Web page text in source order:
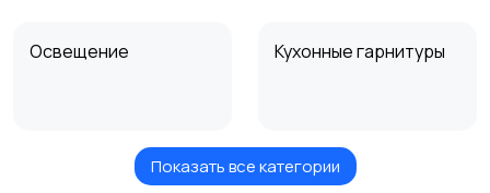
Освещение Кухонные гарнитуры
Кровати и матрасы Диваны и кресла
Показать все категории